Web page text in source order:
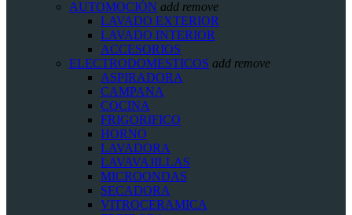
AUTOMOCIÓN add remove
LAVADO EXTERIOR
LAVADO INTERIOR
ACCESORIOS
ELECTRODOMESTICOS add remove
ASPIRADORA
CAMPANA
COCINA
FRIGORIFICO
HORNO
LAVADORA
LAVAVAJILLAS
MICROONDAS
SECADORA
VITROCERAMICA